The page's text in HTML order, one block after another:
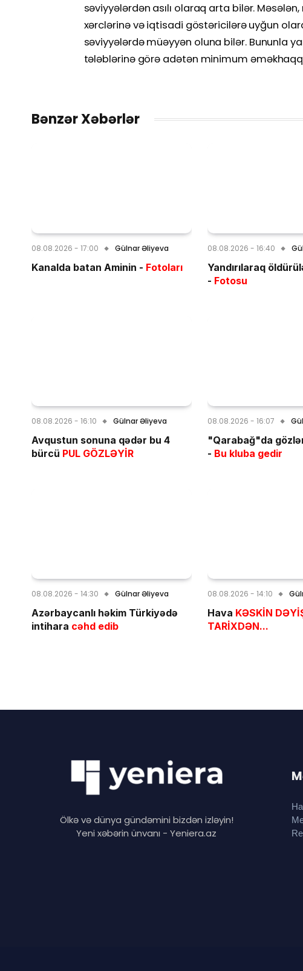
səviyyələrdən asılı olaraq arta bilər.
xərclərinə və iqtisadi göstəricilərə uyğun
səviyyələrdə müəyyən oluna bilər. Bununla
tələblərinə görə adətən minimum
Bənzər Xəbərlər
08.08.2026 - 17:00 Gülnar Əliyeva
Kanalda batan Aminin - Fotoları
08.08.2026 - 16:40
Yandırılaraq
- Fotosu
08.08.2026 - 16:10 Gülnar Əliyeva
Avqustun sonuna qədər bu 4
bürcü PUL GÖZLƏYİR
08.08.2026 - 16:07
"Qarabağ"da
- Bu kluba gedir
08.08.2026 - 14:30 Gülnar Əliyeva
Azərbaycanlı həkim Türkiyədə
intihara cəhd edib
08.08.2026 - 14:10
Hava KƏSKİN
TARİXDƏN...
Ölkə və dünya gündəmini bizdən izləyin!
Yeni xəbərin ünvanı - Yeniera.az